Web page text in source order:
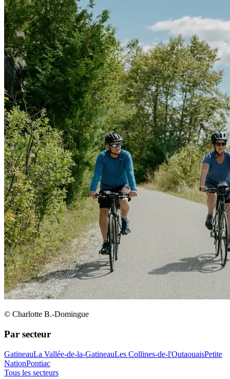
© Charlotte B.-Domingue
Par secteur
GatineauLa Vallée-de-la-GatineauLes Collines-de-l'OutaouaisPetite
NationPontiac
Tous les secteurs